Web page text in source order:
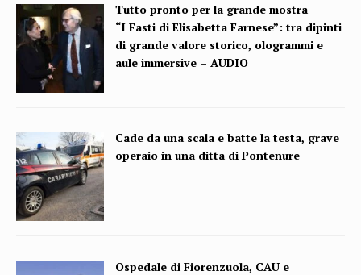
Tutto pronto per la grande mostra
“I Fasti di Elisabetta Farnese”: tra dipinti
di grande valore storico, ologrammi e
aule immersive – AUDIO
Cade da una scala e batte la testa, grave
operaio in una ditta di Pontenure
Ospedale di Fiorenzuola, CAU e